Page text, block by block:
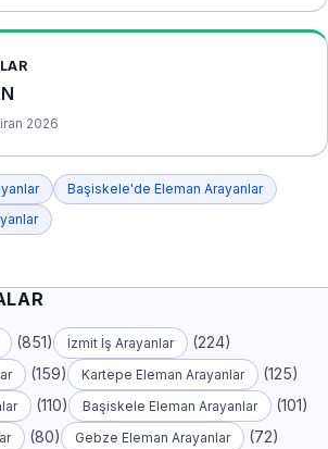
2026
Başiskele'de Eleman Arayanlar
(851) İzmit İş Arayanlar (224)
(159) Kartepe Eleman Arayanlar (125)
(110) Başiskele Eleman Arayanlar (101)
(80) Gebze Eleman Arayanlar (72)